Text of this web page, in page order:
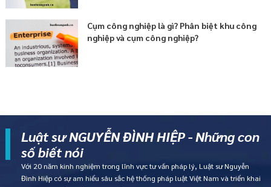
Cụm công nghiệp là gì? Phân biệt khu công
nghiệp và cụm công nghiệp?
Luật sư NGUYỄN ĐÌNH HIỆP - Những con
số biết nói
Với 20 năm kinh nghiệm trong lĩnh vực tư vấn pháp lý, Luật sư Nguyễn
Đình Hiệp có sự am hiểu sâu sắc hệ thống pháp luật Việt Nam và triển khai